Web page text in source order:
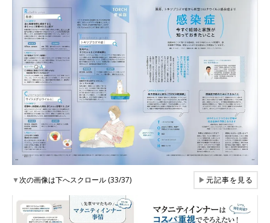
▼次の画像は下へスクロール (33/37) ▶元記事を見る